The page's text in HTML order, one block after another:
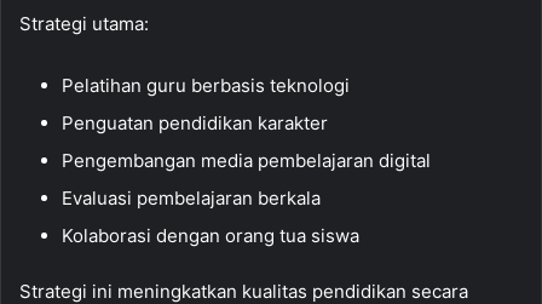
Strategi utama:
Pelatihan guru berbasis teknologi
Penguatan pendidikan karakter
Pengembangan media pembelajaran digital
Evaluasi pembelajaran berkala
Kolaborasi dengan orang tua siswa
Strategi ini meningkatkan kualitas pendidikan secara